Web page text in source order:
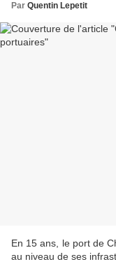
Par Quentin Lepetit
En 15 ans, le port de
au niveau de ses